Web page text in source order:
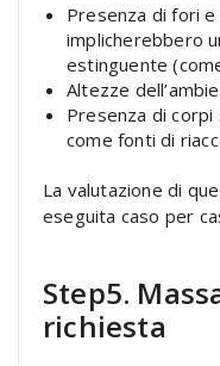
Presenza di fori
implicherebbero
estinguente
Altezze
Presenza di corpi
come fonti di
La valutazione di
eseguita caso per
Step5.
richiesta